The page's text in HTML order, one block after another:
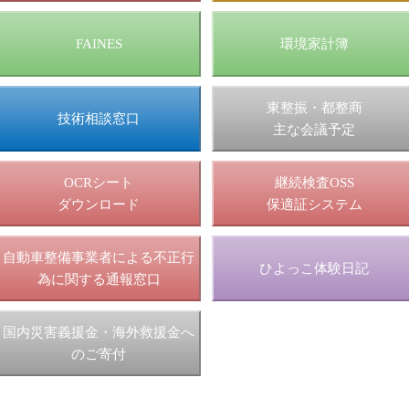
FAINES 環境家計簿
技術相談窓口
東整振・都整商
主な会議予定
OCRシート
ダウンロード
継続検査OSS
保適証システム
自動車整備事業者による不正行
為に関する通報窓口
ひよっこ体験日記
国内災害義援金・海外救援金へ
のご寄付